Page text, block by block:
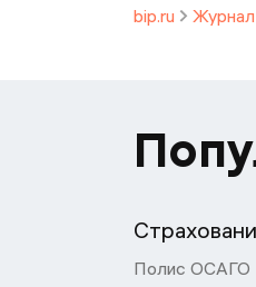
bip.ru Журнал
Полис ОСАГО